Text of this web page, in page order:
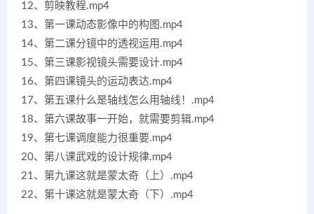
12、剪映教程.mp4
13、第一课动态影像中的构图.mp4
14、第二课分镜中的透视运用.mp4
15、第三课影视镜头需要设计.mp4
16、第四课镜头的运动表达.mp4
17、第五课什么是轴线怎么用轴线！.mp4
18、第六课故事一开始，就需要剪辑.mp4
19、第七课调度能力很重要.mp4
20、第八课武戏的设计规律.mp4
21、第九课这就是蒙太奇（上）.mp4
22、第十课这就是蒙太奇（下）.mp4